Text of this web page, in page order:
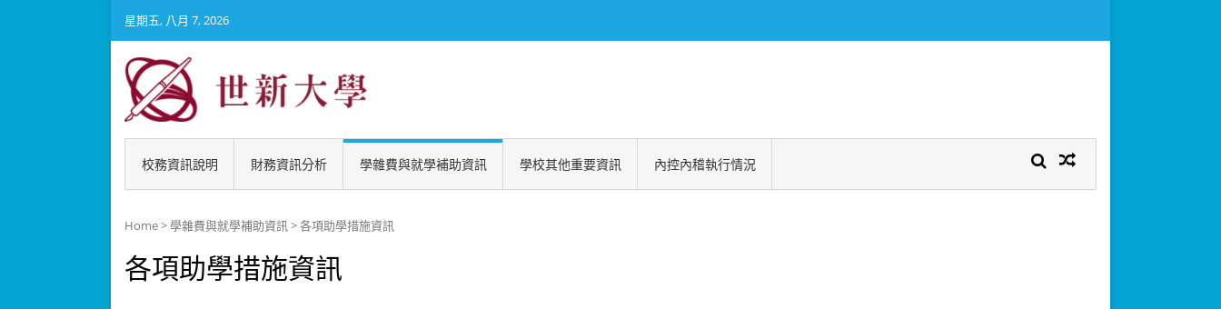
星期五, 八月 7, 2026
校務資訊說明 財務資訊分析 學雜費與就學補助資訊 學校其他重要資訊 內控內稽執行情況
Home>學雜費與就學補助資訊>各項助學措施資訊
各項助學措施資訊